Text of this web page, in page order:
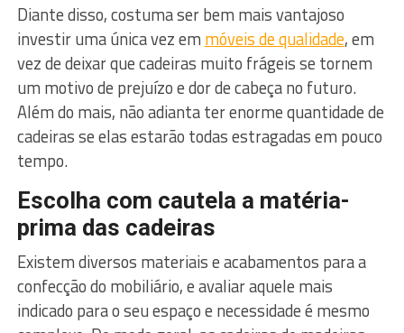
Diante disso, costuma ser bem mais vantajoso
investir uma única vez em móveis de qualidade, em
vez de deixar que cadeiras muito frágeis se tornem
um motivo de prejuízo e dor de cabeça no futuro.
Além do mais, não adianta ter enorme quantidade de
cadeiras se elas estarão todas estragadas em pouco
tempo.
Escolha com cautela a matéria-
prima das cadeiras
Existem diversos materiais e acabamentos para a
confecção do mobiliário, e avaliar aquele mais
indicado para o seu espaço e necessidade é mesmo